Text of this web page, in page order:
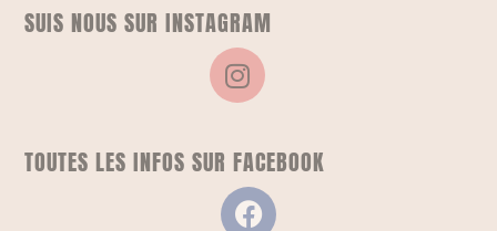
SUIS NOUS SUR INSTAGRAM
TOUTES LES INFOS SUR FACEBOOK